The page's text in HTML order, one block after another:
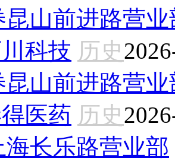
昆山前进路营业
科技 历史
昆山前进路营业
医药 历史
长乐路营业部